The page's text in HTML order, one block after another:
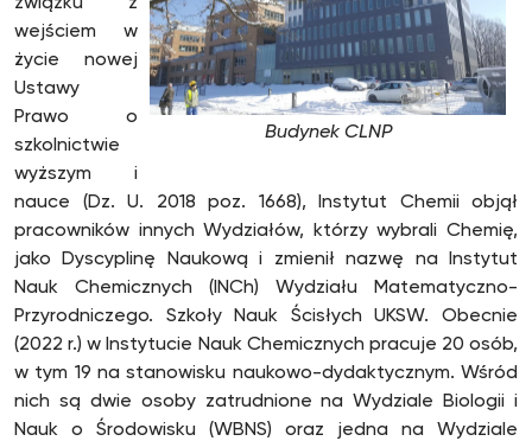
Budynek CLNP
wejściem w
życie nowej
Ustawy
Prawo o
szkolnictwie
wyższym i
nauce (Dz. U. 2018 poz. 1668), Instytut Chemii objął
pracowników innych Wydziałów, którzy wybrali Chemię,
jako Dyscyplinę Naukową i zmienił nazwę na Instytut
Nauk Chemicznych (INCh) Wydziału Matematyczno-
Przyrodniczego. Szkoły Nauk Ścisłych UKSW. Obecnie
(2022 r.) w Instytucie Nauk Chemicznych pracuje 20 osób,
w tym 19 na stanowisku naukowo-dydaktycznym. Wśród
nich są dwie osoby zatrudnione na Wydziale Biologii i
Nauk o Środowisku (WBNS) oraz jedna na Wydziale